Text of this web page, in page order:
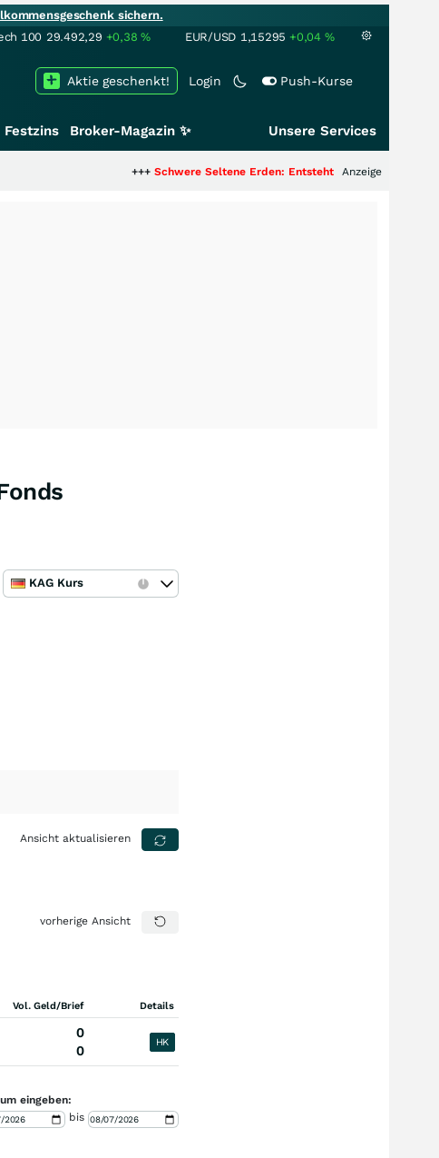
sichern.
100 29.492,29 +0,38% EUR/USD 1,15295 +0,04 %
Login Push-Kurse
Aktie geschenkt!
Festzins Broker-Magazin ✨ Unsere Services
Schwere Seltene Erden: Entsteht hier die nächste
Anzeige
KAG Kurs
Ansicht aktualisieren
vorherige Ansicht
Vol. Geld/Brief Details
0
0
HK
eingeben:
bis